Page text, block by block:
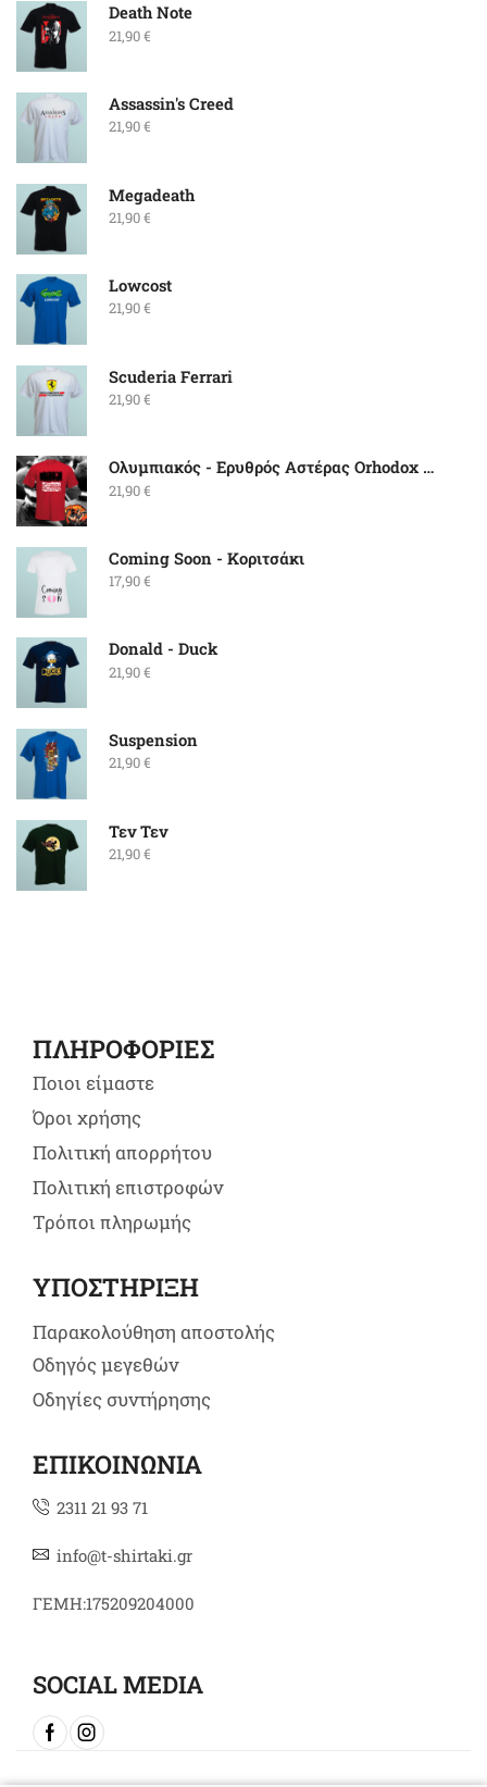
Death Note
21,90€
Assassin's Creed
21,90€
Megadeath
21,90€
Lowcost
21,90€
Scuderia Ferrari
21,90€
Ολυμπιακός - Ερυθρός Αστέρας Orhodox Brothers
21,90€
Coming Soon - Κοριτσάκι
17,90€
Donald - Duck
21,90€
Suspension
21,90€
Τεν Τεν
21,90€
ΠΛΗΡΟΦΟΡΙΕΣ
Ποιοι είμαστε
Όροι χρήσης
Πολιτική απορρήτου
Πολιτική επιστροφών
Τρόποι πληρωμής
ΥΠΟΣΤΗΡΙΞΗ
Παρακολούθηση αποστολής
Οδηγός μεγεθών
Οδηγίες συντήρησης
ΕΠΙΚΟΙΝΩΝΙΑ
2311 21 93 71
info@t-shirtaki.gr
ΓΕΜΗ:175209204000
SOCIAL MEDIA